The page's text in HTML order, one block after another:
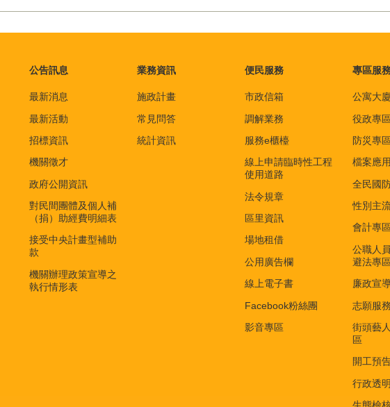
公告訊息
最新消息
最新活動
招標資訊
機關徵才
政府公開資訊
對民間團體及個人補
（捐）助經費明細表
接受中央計畫型補助
款
機關辦理政策宣導之
執行情形表
業務資訊
施政計畫
常見問答
統計資訊
便民服務
市政信箱
調解業務
服務e櫃檯
線上申請臨時性工程
使用道路
法令規章
區里資訊
場地租借
公用廣告欄
線上電子書
Facebook粉絲團
影音專區
專區服
公寓大
役政專
防災專
檔案應
全民國
性別主
會計專
公職人
避法專
廉政宣
志願服
街頭藝
區
開工預
行政透